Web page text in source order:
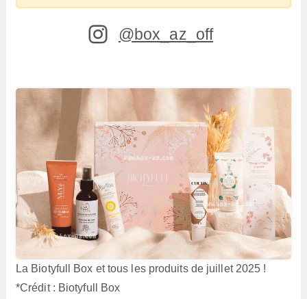
@box_az_off
La Biotyfull Box et tous les produits de juillet 2025 !
*Crédit : Biotyfull Box